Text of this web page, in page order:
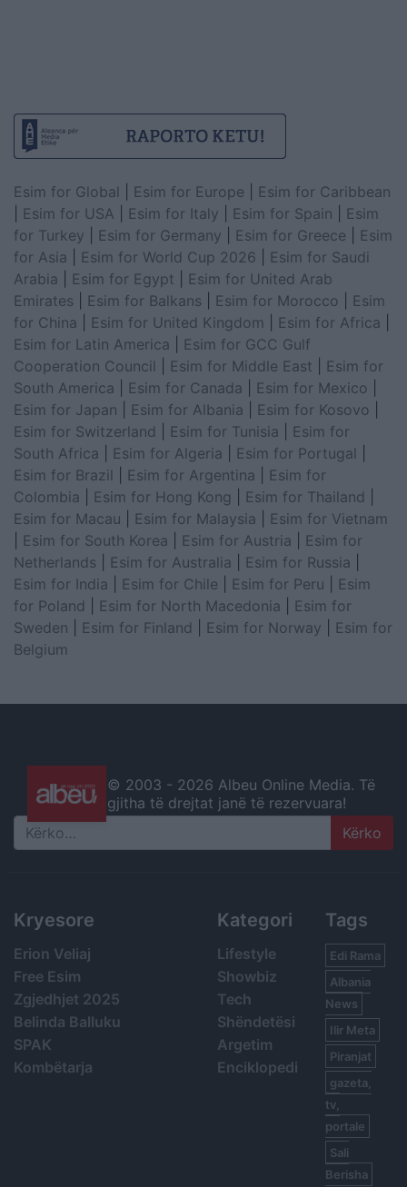
Esim for Global Esim for Europe
Esim for Caribbean
Esim for USA Esim for Italy Esim for Spain
Esim
for Turkey
Esim for Germany Esim for Greece
Esim
for Asia
Esim for World Cup 2026
Esim for Saudi
Arabia
Esim for Egypt
Esim for United Arab
Emirates
Esim for Balkans Esim for Morocco
Esim
for China
Esim for United Kingdom Esim for Africa
Esim for Latin America
Esim for GCC Gulf
Cooperation Council
Esim for Middle East
Esim for
South America
Esim for Canada Esim for Mexico
Esim for Japan
Esim for Albania Esim for Kosovo
Esim for Switzerland
Esim for Tunisia
Esim for
South Africa
Esim for Algeria Esim for Portugal
Esim for Brazil
Esim for Argentina
Esim for
Colombia
Esim for Hong Kong Esim for Thailand
Esim for Macau
Esim for Malaysia
Esim for Vietnam
Esim for South Korea Esim for Austria
Esim for
Netherlands
Esim for Australia Esim for Russia
Esim for India
Esim for Chile Esim for Peru
Esim
for Poland
Esim for North Macedonia
Esim for
Sweden
Esim for Finland Esim for Norway
Esim for
Belgium
© 2003 - 2026 Albeu Online Media. Të
gjitha të drejtat janë të rezervuara!
Search
Kryesore
Erion Veliaj
Free Esim
Zgjedhjet 2025
Belinda Balluku
SPAK
Kombëtarja
Kategori
Lifestyle
Showbiz
Tech
Shëndetësi
Argetim
Enciklopedi
Tags
Edi Rama
Albania
News
Ilir Meta
Piranjat
gazeta,
tv,
portale
Sali
Berisha